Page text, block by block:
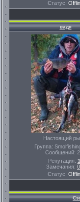
Статус:
вадя
Настоящий
Группа:
Сообщений:
Репутация:
Замечания:
Статус: